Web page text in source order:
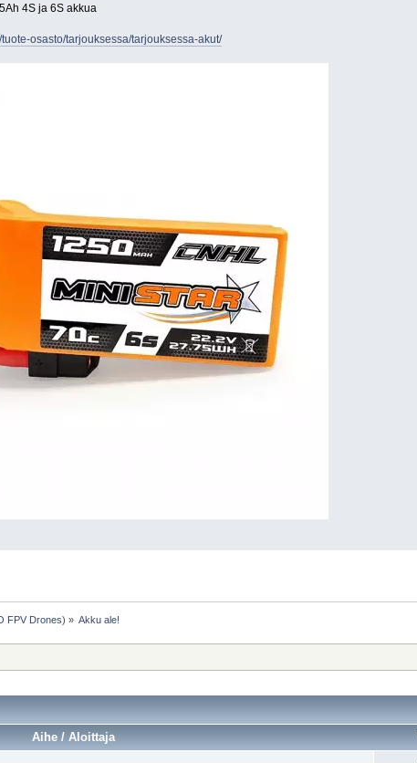
4S ja 6S akkua
osasto/tarjouksessa/tarjouksessa-akut/
FPV Drones) » Akku ale!
Aihe / Aloittaja